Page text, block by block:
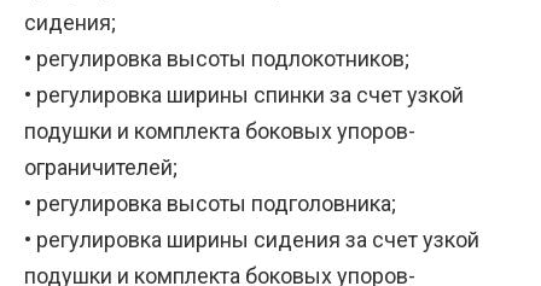
сидения;
• регулировка высоты подлокотников;
• регулировка ширины спинки за счет узкой
подушки и комплекта боковых упоров-
ограничителей;
• регулировка высоты подголовника;
• регулировка ширины сидения за счет узкой
подушки и комплекта боковых упоров-